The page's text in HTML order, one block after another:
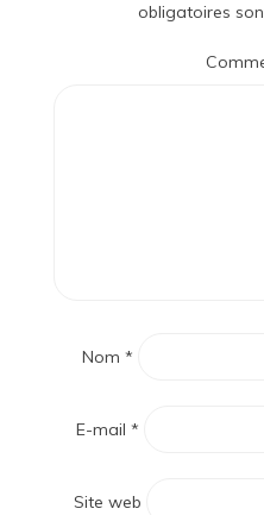
obligatoires
Nom *
E-mail *
Site web